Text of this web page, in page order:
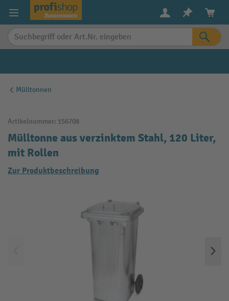
springen
Mülltonnen
Artikelnummer: 156708
Mülltonne aus verzinktem Stahl, 120 Liter,
mit Rollen
Zur Produktbeschreibung